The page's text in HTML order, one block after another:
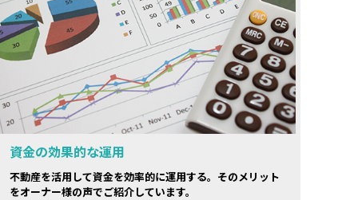
資金の効果的な運用
不動産を活用して資金を効率的に運用する。そのメリット
をオーナー様の声でご紹介しています。